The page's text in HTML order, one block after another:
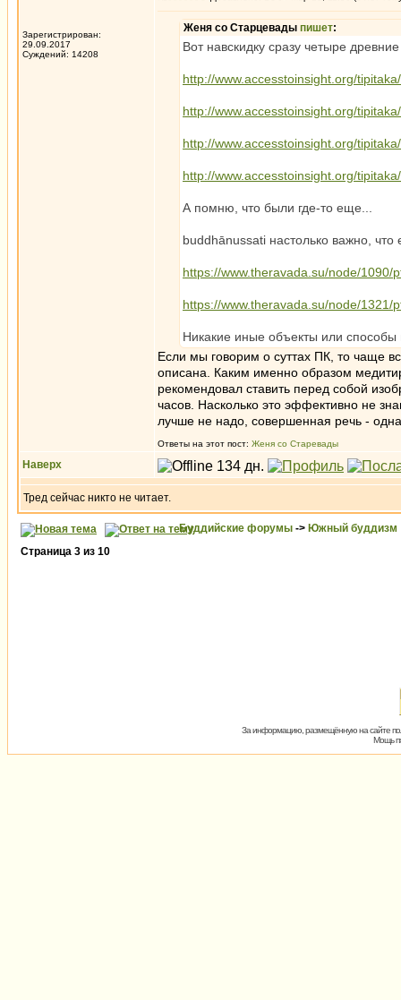
Зарегистрирован:
29.09.2017
Суждений: 14208
Женя со Старцевады пишет:
Вот навскидку сразу четыре
http://www.accesstoinsight.org/
http://www.accesstoinsight.org/
http://www.accesstoinsight.org/
http://www.accesstoinsight.org/
А помню, что были где-то еще...
buddhānussati настолько важно,
https://www.theravada.su/node/1090/
https://www.theravada.su/node/1321/
Никакие иные объекты или способы
Если мы говорим о суттах ПК, то чаще
описана. Каким именно образом
рекомендовал ставить перед собой
часов. Насколько это эффективно не
лучше не надо, совершенная речь -
Ответы на этот пост: Женя со Старевады
Наверх
Тред сейчас никто не читает.
Буддийские форумы -> Южный буддизм
Страница 3 из 10
За информацию, размещённую на сайте
Мощь